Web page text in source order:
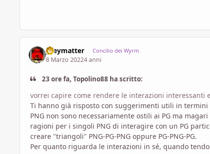
greymatter Concilio dei Wyrm
8 Marzo 20224 anni
23 ore fa, Topolino88 ha scritto:
vorrei capire come rendere le interazioni interessanti
Ti hanno già risposto con suggerimenti utili in
PNG non sono necessariamente ostili ai PG ma
ragioni per i singoli PNG di interagire con un PG
creare "triangoli" PNG-PG-PNG oppure PG-PNG-PG.
Per quanto riguarda le interazioni in sé, quando